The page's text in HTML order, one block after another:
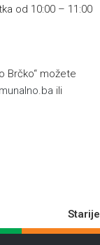
od 10:00 – 11:00
Brčko“ možete
ili
Starije